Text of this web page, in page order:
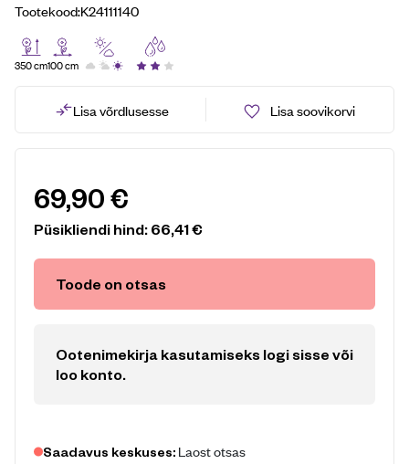
Tootekood:K24111140
350 cm100 cm
Lisa võrdlusesse Lisa soovikorvi
69,90€
Püsikliendi hind:66,41€
Toode on otsas
Ootenimekirja kasutamiseks logi sisse või
loo konto.
Saadavus keskuses: Laost otsas